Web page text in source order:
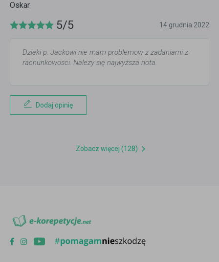
Oskar
5/5 14 grudnia 2022
Dzieki p. Jackowi nie mam problemow z zadaniami z
rachunkowosci. Nalezy się najwyższa nota.
Dodaj opinię
Zobacz więcej (128)